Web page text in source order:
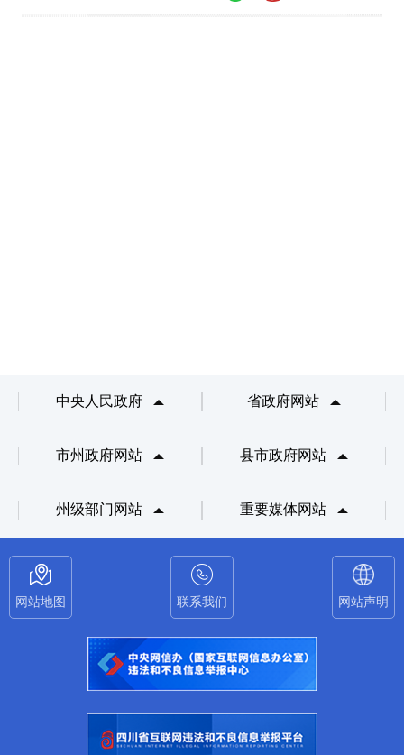
中央人民政府 省政府网站
市州政府网站 县市政府网站
州级部门网站 重要媒体网站
网站地图 联系我们 网站声明